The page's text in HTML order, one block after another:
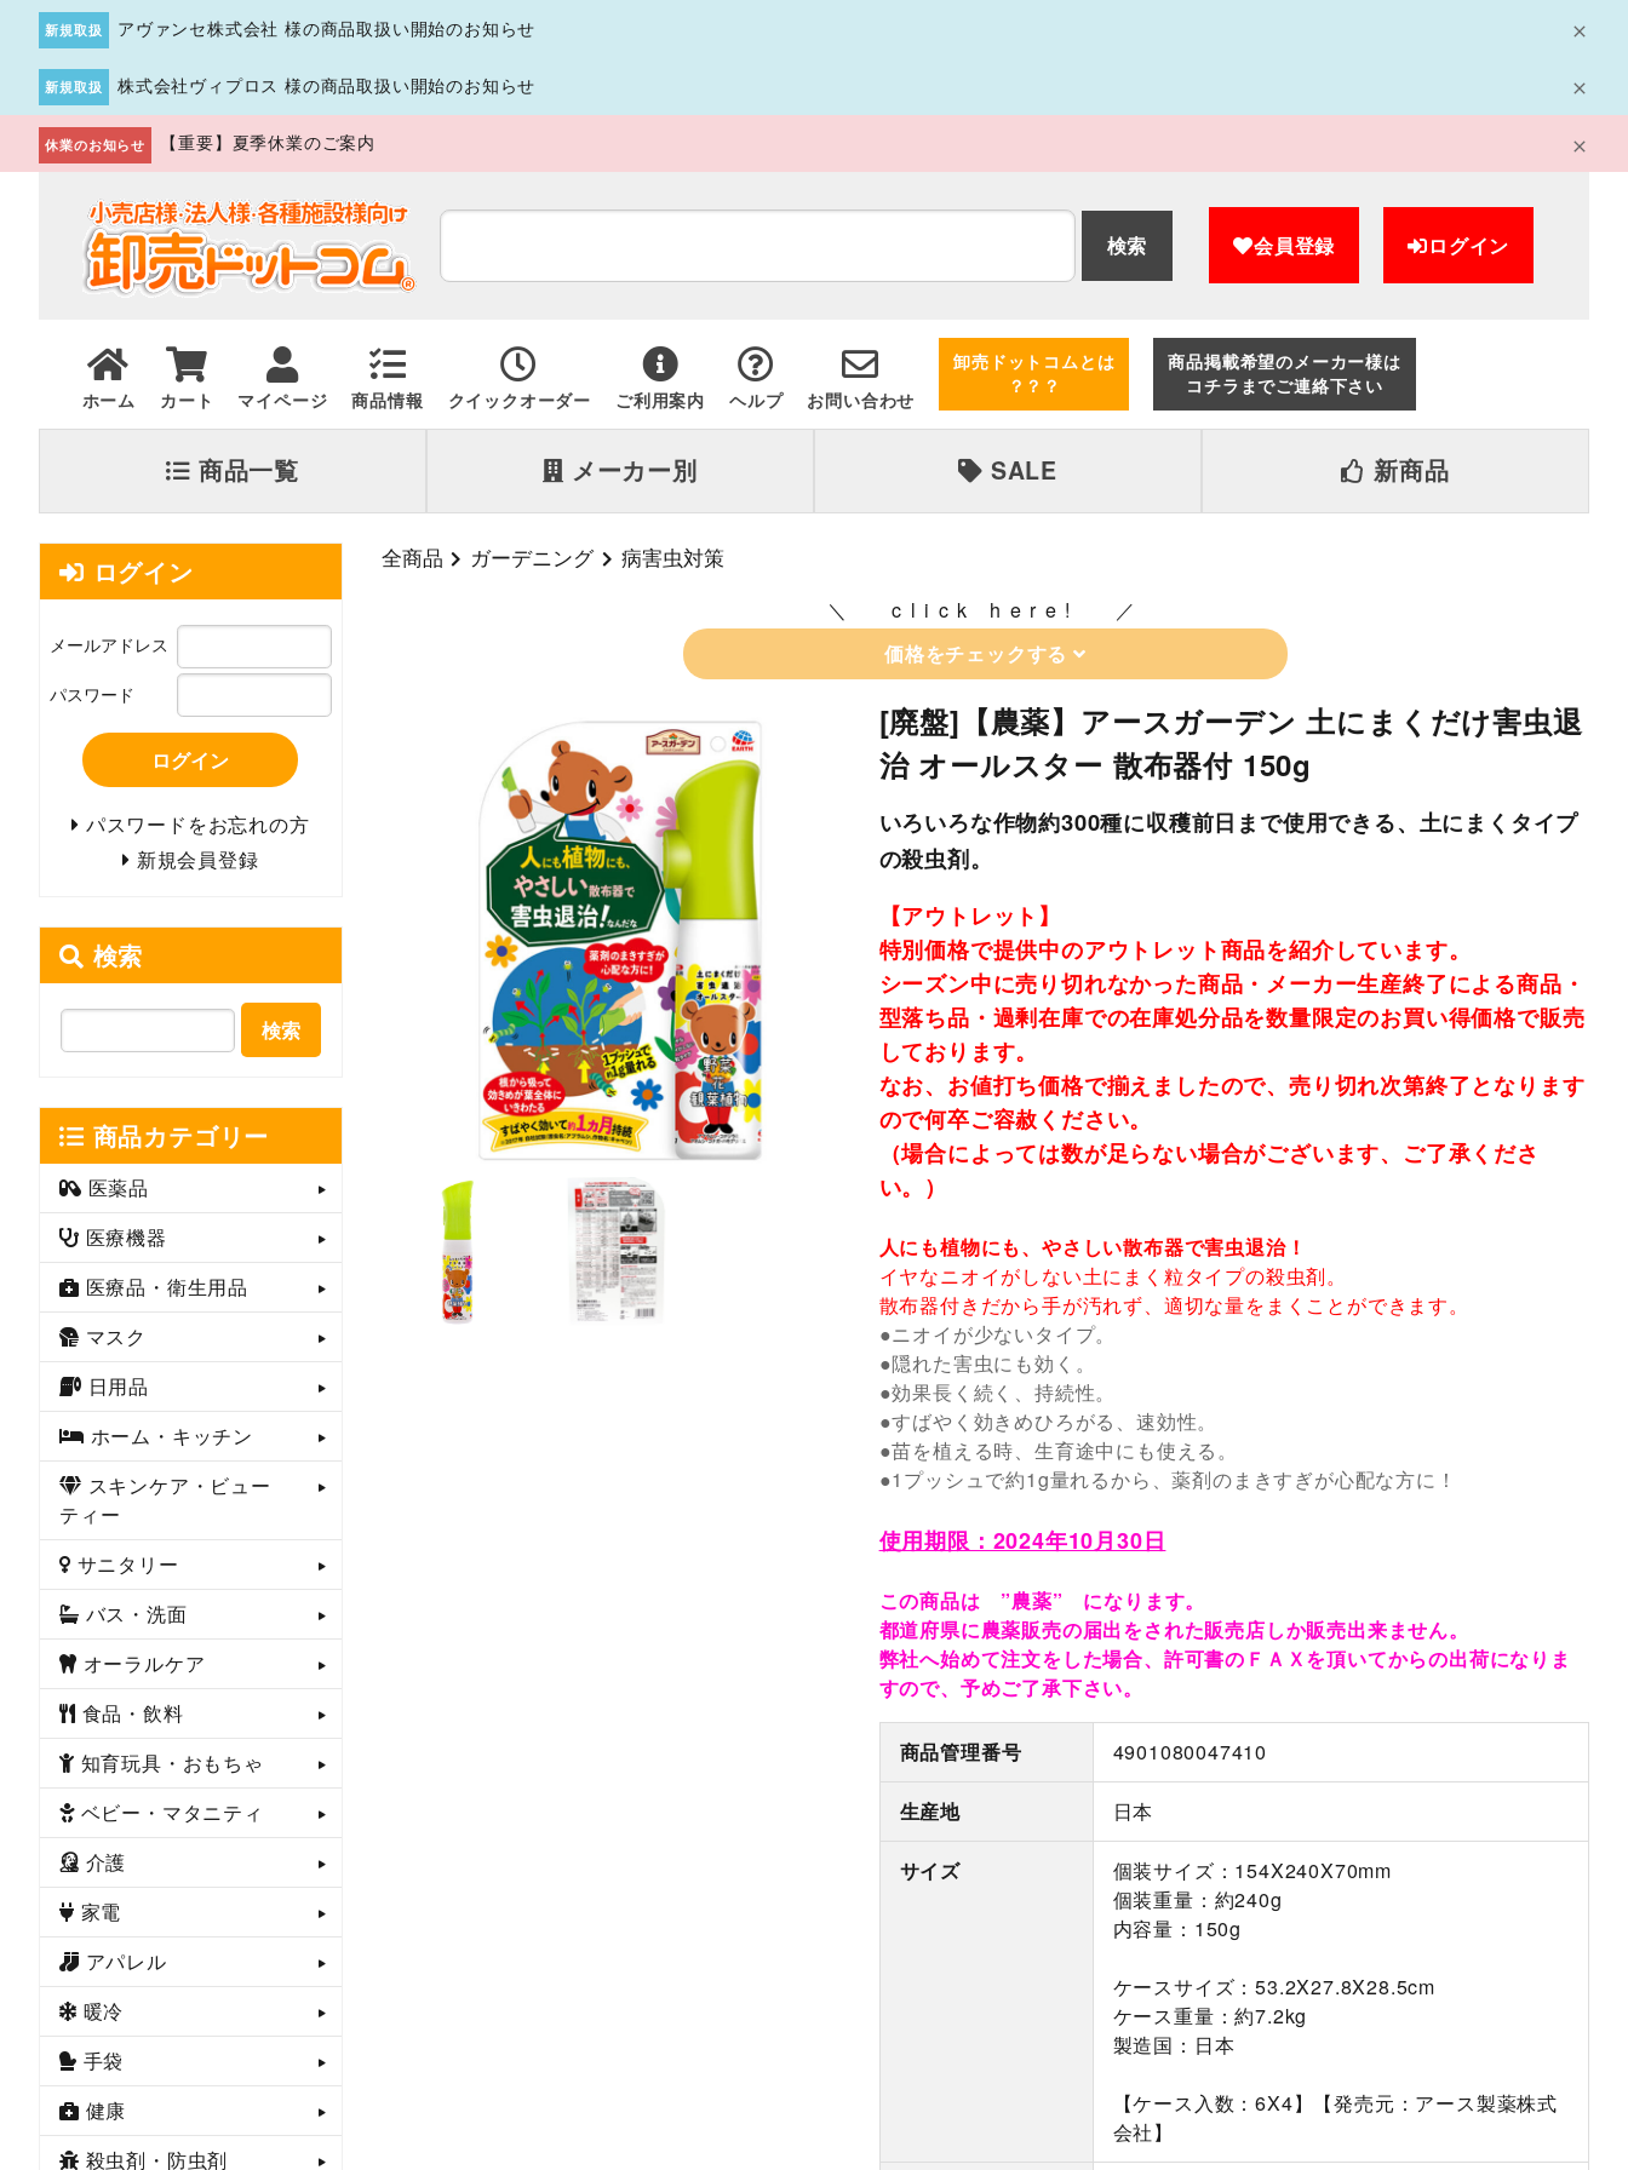
新規取扱 アヴァンセ株式会社 様の商品取扱い開始のお知らせ
新規取扱 株式会社ヴィプロス 様の商品取扱い開始のお知らせ
休業のお知らせ 【重要】夏季休業のご案内
検索 会員登録 ログイン
ホーム カート マイページ 商品情報 クイックオーダー ご利用案内 ヘルプ お問い合わせ
卸売ドットコムとは
？？？
商品掲載希望のメーカー様は
コチラまでご連絡下さい
商品一覧 メーカー別 SALE 新商品
全商品 ガーデニング 病害虫対策
click here!
価格をチェックする
[廃盤]【農薬】アースガーデン 土にまくだけ害虫退
治 オールスター 散布器付 150g
いろいろな作物約300種に収穫前日まで使用できる、土にまくタイプ
の殺虫剤。
【アウトレット】
特別価格で提供中のアウトレット商品を紹介しています。
シーズン中に売り切れなかった商品・メーカー生産終了による商品・
型落ち品・過剰在庫での在庫処分品を数量限定のお買い得価格で販売
しております。
なお、お値打ち価格で揃えましたので、売り切れ次第終了となります
ので何卒ご容赦ください。
（場合によっては数が足らない場合がございます、ご了承くださ
い。）
人にも植物にも、やさしい散布器で害虫退治！
イヤなニオイがしない土にまく粒タイプの殺虫剤。
散布器付きだから手が汚れず、適切な量をまくことができます。
●ニオイが少ないタイプ。
●隠れた害虫にも効く。
●効果長く続く、持続性。
●すばやく効きめひろがる、速効性。
●苗を植える時、生育途中にも使える。
●1プッシュで約1g量れるから、薬剤のまきすぎが心配な方に！
使用期限：2024年10月30日
この商品は ”農薬” になります。
都道府県に農薬販売の届出をされた販売店しか販売出来ません。
弊社へ始めて注文をした場合、許可書のＦＡＸを頂いてからの出荷になりま
すので、予めご了承下さい。
商品管理番号 4901080047410
生産地 日本
サイズ
個装サイズ：154X240X70mm
個装重量：約240g
内容量：150g
ケースサイズ：53.2X27.8X28.5cm
ケース重量：約7.2kg
製造国：日本
【ケース入数：6X4】【発売元：アース製薬株式
会社】
ログイン
メールアドレス
パスワード
ログイン
パスワードをお忘れの方
新規会員登録
検索
検索
商品カテゴリー
医薬品
医療機器
医療品・衛生用品
マスク
日用品
ホーム・キッチン
スキンケア・ビュー
ティー
サニタリー
バス・洗面
オーラルケア
食品・飲料
知育玩具・おもちゃ
ベビー・マタニティ
介護
家電
アパレル
暖冷
手袋
健康
殺虫剤・防虫剤